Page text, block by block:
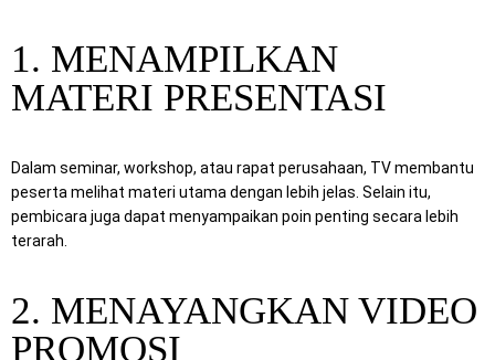
1. MENAMPILKAN
MATERI PRESENTASI
Dalam seminar, workshop, atau rapat perusahaan, TV membantu
peserta melihat materi utama dengan lebih jelas. Selain itu,
pembicara juga dapat menyampaikan poin penting secara lebih
terarah.
2. MENAYANGKAN VIDEO
PROMOSI